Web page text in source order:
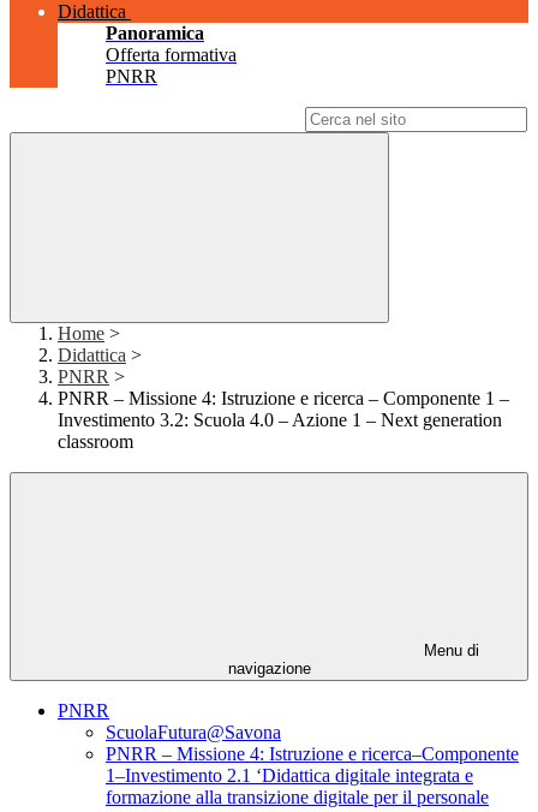
Didattica
Panoramica
Offerta formativa
PNRR
Home >
Didattica >
PNRR >
PNRR – Missione 4: Istruzione e ricerca – Componente 1 –
Investimento 3.2: Scuola 4.0 – Azione 1 – Next generation
classroom
Menu di
navigazione
PNRR
ScuolaFutura@Savona
PNRR – Missione 4: Istruzione e ricerca–Componente
1–Investimento 2.1 ‘Didattica digitale integrata e
formazione alla transizione digitale per il personale